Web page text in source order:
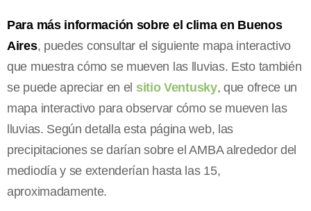
Para más información sobre el clima en Buenos
Aires, puedes consultar el siguiente mapa interactivo
que muestra cómo se mueven las lluvias. Esto también
se puede apreciar en el sitio Ventusky, que ofrece un
mapa interactivo para observar cómo se mueven las
lluvias. Según detalla esta página web, las
precipitaciones se darían sobre el AMBA alrededor del
mediodía y se extenderían hasta las 15,
aproximadamente.